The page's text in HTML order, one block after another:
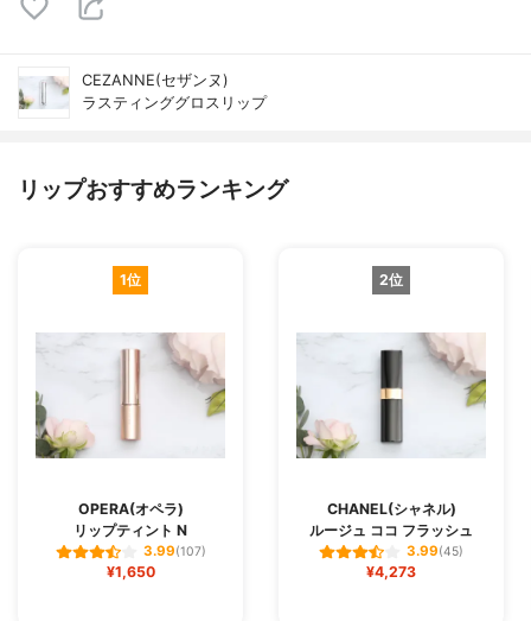
CEZANNE(セザンヌ)
ラスティンググロスリップ
リップおすすめランキング
1位
OPERA(オペラ)
リップティント N
3.99(107)
¥1,650
2位
CHANEL(シャネル)
ルージュ ココ フラッシュ
3.99(45)
¥4,273